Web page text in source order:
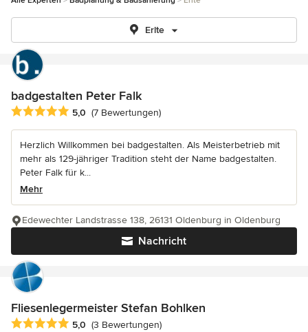
Erlte
badgestalten Peter Falk
Durchschnittliche Bewertung: 5 von 5 Sternen
5,0 (7 Bewertungen)
Herzlich Willkommen bei badgestalten. Als Meisterbetrieb mit
mehr als 129-jähriger Tradition steht der Name badgestalten.
Peter Falk für k...
Mehr
Nachricht
Edewechter Landstrasse 138, 26131 Oldenburg in Oldenburg
Fliesenlegermeister Stefan Bohlken
Durchschnittliche Bewertung: 5 von 5 Sternen
5,0 (3 Bewertungen)